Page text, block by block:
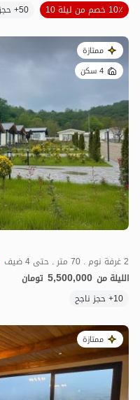
10٪ خصم من ليلة 10
50+ حجز ناجح
ممتازة
4 سكن
2 غرفة نوم . 70 متر . حتى 4 ضيف
الليلة من 5,500,000 تومان
10+ حجز ناجح
ممتازة